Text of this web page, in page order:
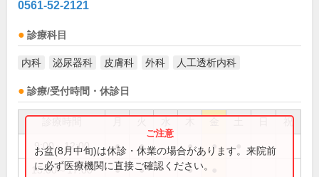
0561-52-2121
診療科目
内科 泌尿器科 皮膚科 外科 人工透析内科
診療/受付時間・休診日
祝
9:00～12:00 ● ● ● ●
15:00～17:00 ● ● ●
お盆(8月中旬)は休診・休業の場合があります。来院前
に必ず医療機関に直接ご確認ください。